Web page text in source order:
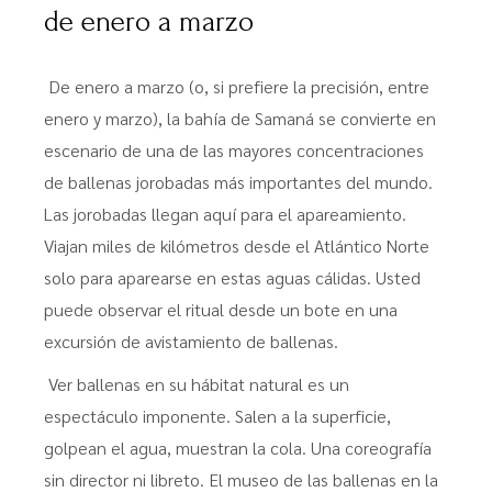
de enero a marzo
De enero a marzo (o, si prefiere la precisión, entre
enero y marzo), la bahía de Samaná se convierte en
escenario de una de las mayores concentraciones
de ballenas jorobadas más importantes del mundo.
Las jorobadas llegan aquí para el apareamiento.
Viajan miles de kilómetros desde el Atlántico Norte
solo para aparearse en estas aguas cálidas. Usted
puede observar el ritual desde un bote en una
excursión de avistamiento de ballenas.
Ver ballenas en su hábitat natural es un
espectáculo imponente. Salen a la superficie,
golpean el agua, muestran la cola. Una coreografía
sin director ni libreto. El museo de las ballenas en la